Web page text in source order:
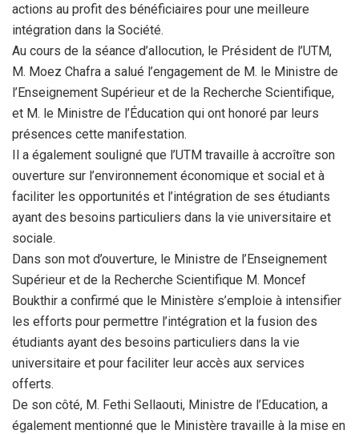
actions au profit des bénéficiaires pour une meilleure
intégration dans la Société.
Au cours de la séance d’allocution, le Président de l’UTM,
M. Moez Chafra a salué l’engagement de M. le Ministre de
l’Enseignement Supérieur et de la Recherche Scientifique,
et M. le Ministre de l’Éducation qui ont honoré par leurs
présences cette manifestation.
Il a également souligné que l’UTM travaille à accroître son
ouverture sur l’environnement économique et social et à
faciliter les opportunités et l’intégration de ses étudiants
ayant des besoins particuliers dans la vie universitaire et
sociale.
Dans son mot d’ouverture, le Ministre de l’Enseignement
Supérieur et de la Recherche Scientifique M. Moncef
Boukthir a confirmé que le Ministère s’emploie à intensifier
les efforts pour permettre l’intégration et la fusion des
étudiants ayant des besoins particuliers dans la vie
universitaire et pour faciliter leur accès aux services
offerts.
De son côté, M. Fethi Sellaouti, Ministre de l’Education, a
également mentionné que le Ministère travaille à la mise en